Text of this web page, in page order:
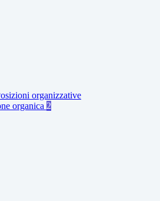
organizzative
organica 2